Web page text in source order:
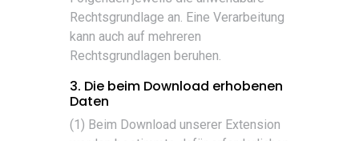
Rechtsgrundlage an. Eine Verarbeitung
kann auch auf mehreren
Rechtsgrundlagen beruhen.
3. Die beim Download erhobenen
Daten
(1) Beim Download unserer Extension